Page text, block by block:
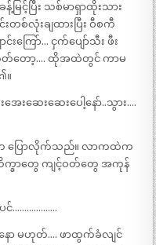
န့်မြင့်ပြီး သစ်မာရှာထိုးသား
းတစ်လုံးချထားပြီး ဝီစကီ
ကြော်… ငှက်ပျော်သီး ဖီး
တ်တော့…. ထိုအထဲတွင် ကာမ
။
းဆေးဆေးပေါ့နော်..သွား….
ပြောလိုက်သည်။ လာကထဲက
ခာတွေ ကျင့်ဝတ်တွေ အကုန်
……………….
နော မဟုတ်…. ဖာထွက်ခံလျင်